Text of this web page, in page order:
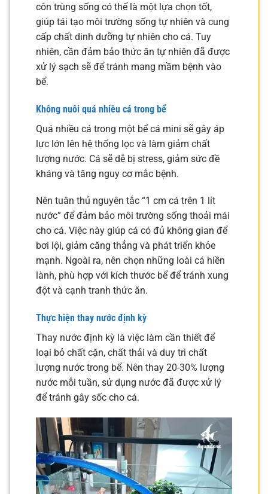
côn trùng sống có thể là một lựa chọn tốt,
giúp tái tạo môi trường sống tự nhiên và cung
cấp chất dinh dưỡng tự nhiên cho cá. Tuy
nhiên, cần đảm bảo thức ăn tự nhiên đã được
xử lý sạch sẽ để tránh mang mầm bệnh vào
bể.
Không nuôi quá nhiều cá trong bể
Quá nhiều cá trong một bể cá mini sẽ gây áp
lực lớn lên hệ thống lọc và làm giảm chất
lượng nước. Cá sẽ dễ bị stress, giảm sức đề
kháng và tăng nguy cơ mắc bệnh.
Nên tuân thủ nguyên tắc “1 cm cá trên 1 lít
nước” để đảm bảo môi trường sống thoải mái
cho cá. Việc này giúp cá có đủ không gian để
bơi lội, giảm căng thẳng và phát triển khỏe
mạnh. Ngoài ra, nên chọn những loài cá hiền
lành, phù hợp với kích thước bể để tránh xung
đột và cạnh tranh thức ăn.
Thực hiện thay nước định kỳ
Thay nước định kỳ là việc làm cần thiết để
loại bỏ chất cặn, chất thải và duy trì chất
lượng nước trong bể. Nên thay 20-30% lượng
nước mỗi tuần, sử dụng nước đã được xử lý
để tránh gây sốc cho cá.